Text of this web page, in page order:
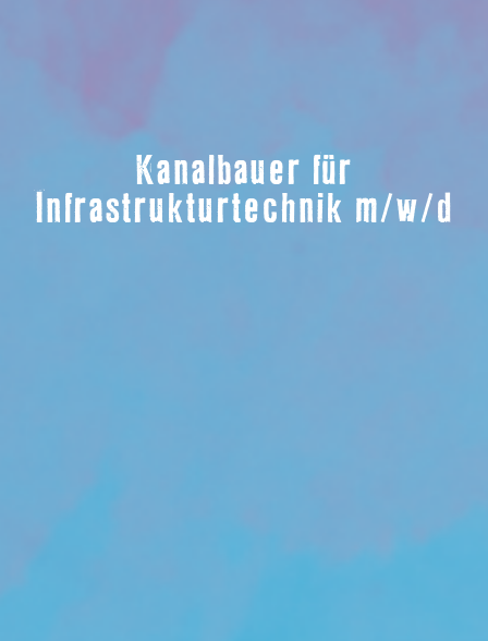
Kanalbauer für
Infrastrukturtechnik m/w/d